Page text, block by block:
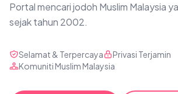
Portal mencari jodoh Muslim Malaysia
sejak tahun 2002.
Selamat & Terpercaya
Privasi Terjamin
Komuniti Muslim Malaysia